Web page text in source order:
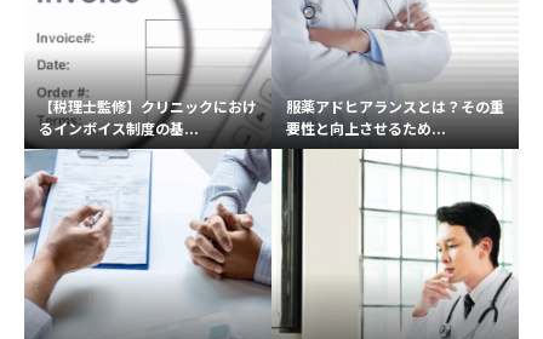
【税理士監修】クリニックにおけ
るインボイス制度の基...
服薬アドヒアランスとは？その重
要性と向上させるため...